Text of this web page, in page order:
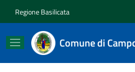
Regione Basilicata
Comune di